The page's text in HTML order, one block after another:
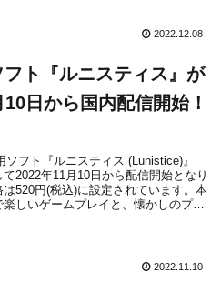
2022.12.08
ト『ルニスティス』が
日から国内配信開始！
ソフト『ルニスティス (Lunistice)』
2022年11月10日から配信開始となり
は520円(税込)に設定されています。本
しいゲームプレイと、懐かしのプレ
2022.11.10